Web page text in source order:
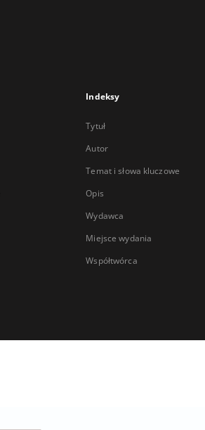
Indeksy
Tytuł
Autor
Temat i słowa kluczowe
Opis
Wydawca
Miejsce wydania
Współtwórca